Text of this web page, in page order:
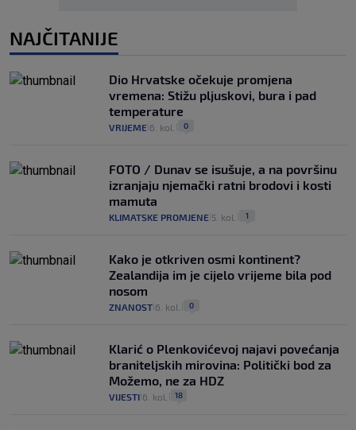
NAJČITANIJE
Dio Hrvatske očekuje promjena
vremena: Stižu pljuskovi, bura i pad
temperature
VRIJEME 6. kol. 0
FOTO / Dunav se isušuje, a na površinu
izranjaju njemački ratni brodovi i kosti
mamuta
KLIMATSKE PROMJENE 5. kol. 1
Kako je otkriven osmi kontinent?
Zealandija im je cijelo vrijeme bila pod
nosom
ZNANOST 6. kol. 0
Klarić o Plenkovićevoj najavi povećanja
braniteljskih mirovina: Politički bod za
Možemo, ne za HDZ
VIJESTI 6. kol. 18